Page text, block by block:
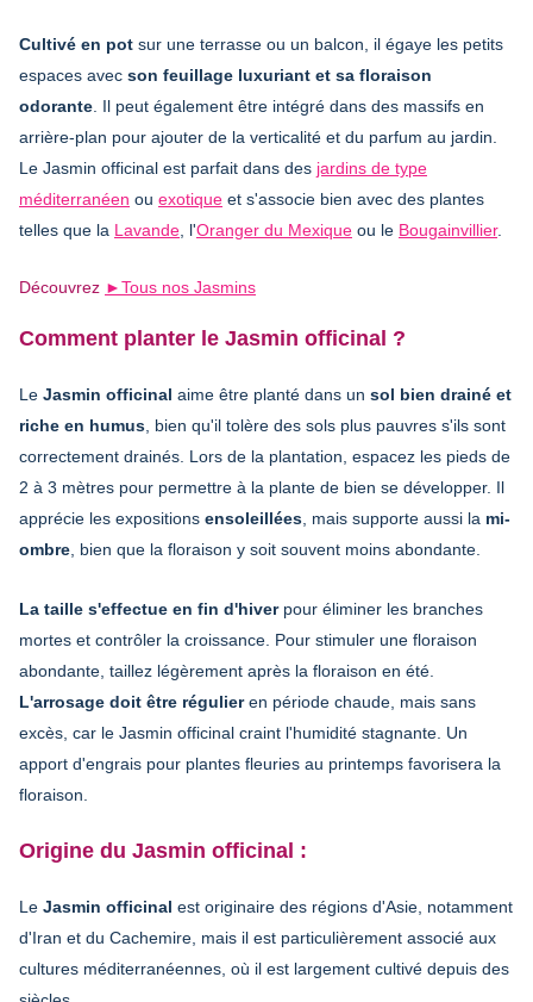
Cultivé en pot sur une terrasse ou un balcon, il égaye les petits
espaces avec son feuillage luxuriant et sa floraison
odorante . Il peut également être intégré dans des massifs en
arrière-plan pour ajouter de la verticalité et du parfum au jardin.
Le Jasmin officinal est parfait dans des jardins de type
méditerranéen ou exotique et s'associe bien avec des plantes
telles que la Lavande , l'Oranger du Mexique ou le Bougainvillier.
Découvrez ►Tous nos Jasmins
Comment planter le Jasmin officinal ?
Le Jasmin officinal aime être planté dans un sol bien drainé et
riche en humus , bien qu'il tolère des sols plus pauvres s'ils sont
correctement drainés. Lors de la plantation, espacez les pieds de
2 à 3 mètres pour permettre à la plante de bien se développer. Il
apprécie les expositions ensoleillées , mais supporte aussi la mi-
ombre , bien que la floraison y soit souvent moins abondante.
La taille s'effectue en fin d'hiverpour éliminer les branches
mortes et contrôler la croissance. Pour stimuler une floraison
abondante, taillez légèrement après la floraison en été.
L'arrosage doit être régulieren période chaude, mais sans
excès, car le Jasmin officinal craint l'humidité stagnante. Un
apport d'engrais pour plantes fleuries au printemps favorisera la
floraison.
Origine du Jasmin officinal :
Le Jasmin officinal est originaire des régions d'Asie, notamment
d'Iran et du Cachemire, mais il est particulièrement associé aux
cultures méditerranéennes, où il est largement cultivé depuis des